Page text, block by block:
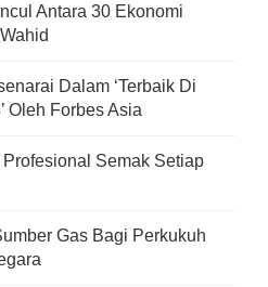
Antara 30 Ekonomi
Dalam ‘Terbaik Di
Oleh Forbes Asia
Semak Setiap
Gas Bagi Perkukuh